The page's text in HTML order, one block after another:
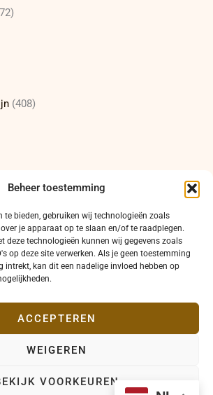
Beheer toestemming
te bieden, gebruiken wij technologieën zoals
je apparaat op te slaan en/of te raadplegen.
deze technologieën kunnen wij gegevens zoals
op deze site verwerken. Als je geen toestemming
intrekt, kan dit een nadelige invloed hebben op
ACCEPTEREN
WEIGEREN
VOORKEUREN
(408)
ontdekkingen
indegazette.be |Privacy